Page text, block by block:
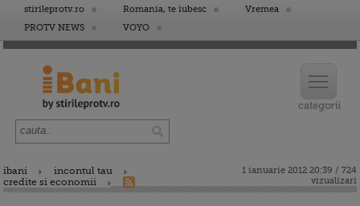
stirileprotv.ro Romania, te iubesc
Vremea
PROTV NEWS
VOYO
ibani
incontul tau
credite si economii
1 ianuarie 2012 20:39 / 724
vizualizari